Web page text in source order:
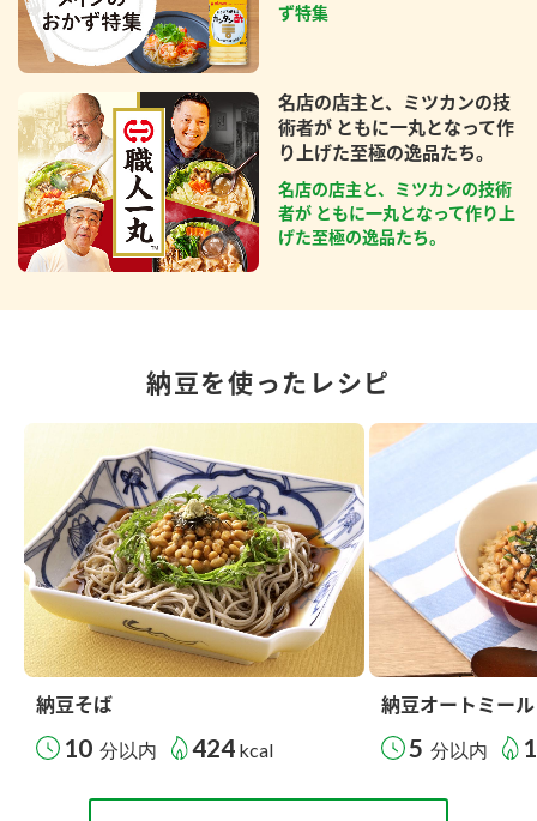
ず特集
名店の店主と、ミツカンの技
術者が ともに一丸となって作
り上げた至極の逸品たち。
名店の店主と、ミツカンの技術
者が ともに一丸となって作り上
げた至極の逸品たち。
納豆を使ったレシピ
納豆そば
10 分以内 424 kcal
納豆オートミール
5 分以内